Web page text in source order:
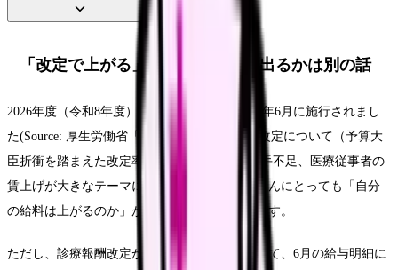
「改定で上がる」と、給与明細に出るかは別の話
2026年度（令和8年度）診療報酬改定は、2026年6月に施行されまし
た(Source: 厚生労働省「令和8年度の診療報酬改定について（予算大
臣折衝を踏まえた改定率）」)。物価高騰、人手不足、医療従事者の
賃上げが大きなテーマになっており、看護師さんにとっても「自分
の給料は上がるのか」が気になるタイミングです。
ただし、診療報酬改定が施行されたからといって、6月の給与明細に